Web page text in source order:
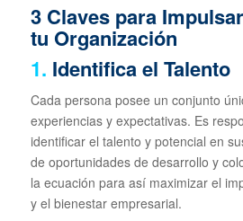
3 Claves para
tu Organización
1. Identifica el Talento
Cada persona posee un conjunto
experiencias y expectativas. Es
identificar el talento y potencial en
de oportunidades de desarrollo y
la ecuación para así maximizar el
y el bienestar empresarial.